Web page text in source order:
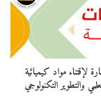
لإقتناء مواد كيميائية
والتطوير التكنولوجي